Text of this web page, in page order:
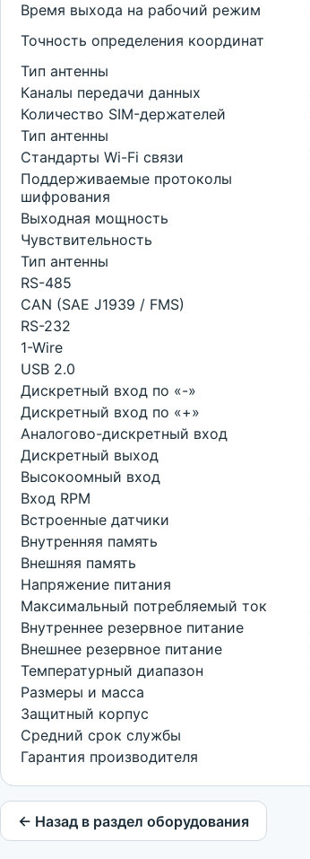
Время выхода на рабочий режим
Точность определения координат
Тип антенны
Каналы передачи данных
Количество SIM-держателей
Тип антенны
Стандарты Wi-Fi связи
Поддерживаемые протоколы
шифрования
Выходная мощность
Чувствительность
Тип антенны
RS-485
CAN (SAE J1939 / FMS)
RS-232
1-Wire
USB 2.0
Дискретный вход по «-»
Дискретный вход по «+»
Аналогово-дискретный вход
Дискретный выход
Высокоомный вход
Вход RPM
Встроенные датчики
Внутренняя память
Внешняя память
Напряжение питания
Максимальный потребляемый ток
Внутреннее резервное питание
Внешнее резервное питание
Температурный диапазон
Размеры и масса
Защитный корпус
Средний срок службы
Гарантия производителя
← Назад в раздел оборудования